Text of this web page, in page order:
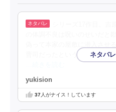
曹司だったということを実感
yukision
37人がナイス！しています